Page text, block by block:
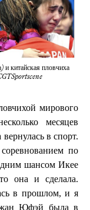
и китайская пловчиха
мирового
месяцев
в спорт.
по
шансом Икее
она и сделала.
в прошлом, и я
Юфэй была в